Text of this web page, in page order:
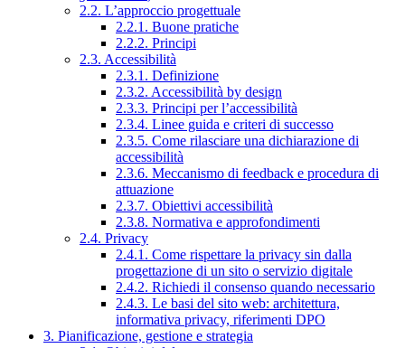
2.2. L’approccio progettuale
2.2.1. Buone pratiche
2.2.2. Principi
2.3. Accessibilità
2.3.1. Definizione
2.3.2. Accessibilità by design
2.3.3. Principi per l’accessibilità
2.3.4. Linee guida e criteri di successo
2.3.5. Come rilasciare una dichiarazione di
accessibilità
2.3.6. Meccanismo di feedback e procedura di
attuazione
2.3.7. Obiettivi accessibilità
2.3.8. Normativa e approfondimenti
2.4. Privacy
2.4.1. Come rispettare la privacy sin dalla
progettazione di un sito o servizio digitale
2.4.2. Richiedi il consenso quando necessario
2.4.3. Le basi del sito web: architettura,
informativa privacy, riferimenti DPO
3. Pianificazione, gestione e strategia